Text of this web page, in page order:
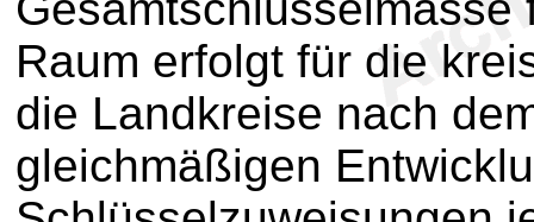
Raum erfolgt für die
die Landkreise nach
gleichmäßigen